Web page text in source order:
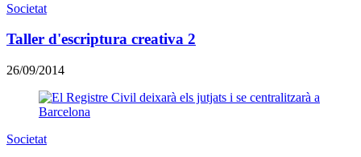
Societat
Taller d'escriptura creativa 2
26/09/2014
Societat